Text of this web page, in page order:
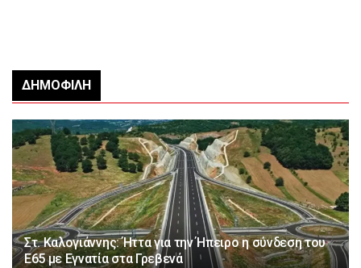
ΔΗΜΟΦΙΛΉ
Στ. Καλογιάννης: Ήττα για την Ήπειρο η σύνδεση του
Ε65 με Εγνατία στα Γρεβενά